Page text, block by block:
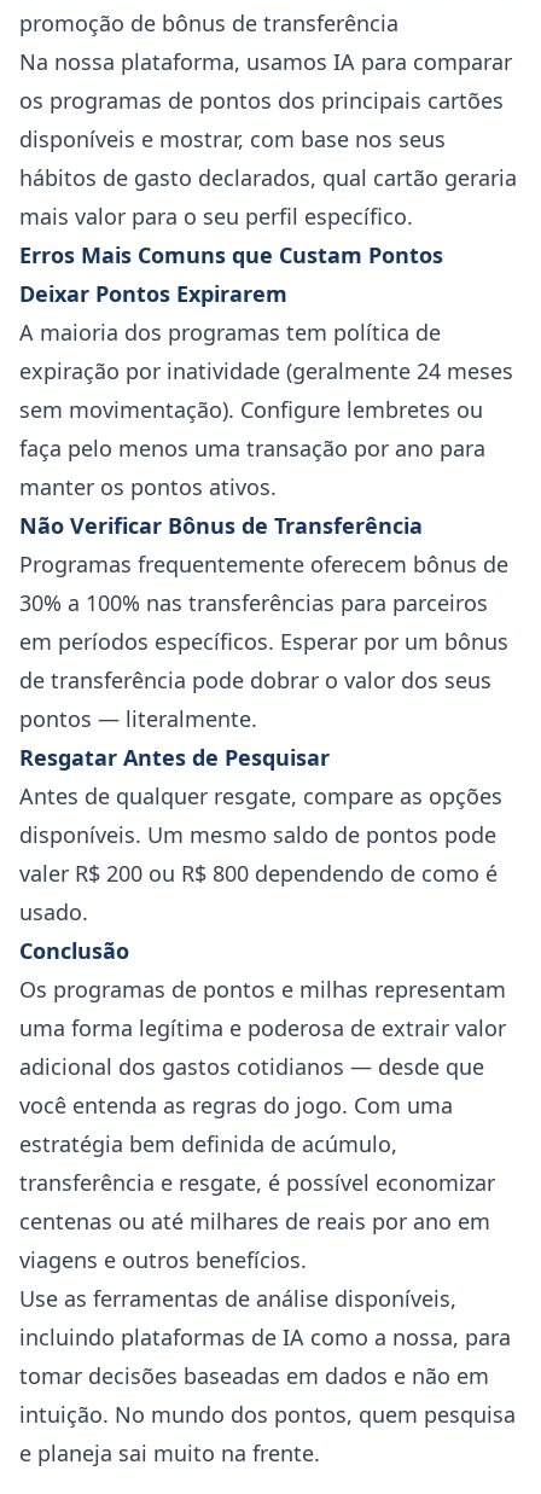
promoção de bônus de transferência
Na nossa plataforma, usamos IA para comparar
os programas de pontos dos principais cartões
disponíveis e mostrar, com base nos seus
hábitos de gasto declarados, qual cartão geraria
mais valor para o seu perfil específico.
Erros Mais Comuns que Custam Pontos
Deixar Pontos Expirarem
A maioria dos programas tem política de
expiração por inatividade (geralmente 24 meses
sem movimentação). Configure lembretes ou
faça pelo menos uma transação por ano para
manter os pontos ativos.
Não Verificar Bônus de Transferência
Programas frequentemente oferecem bônus de
30% a 100% nas transferências para parceiros
em períodos específicos. Esperar por um bônus
de transferência pode dobrar o valor dos seus
pontos — literalmente.
Resgatar Antes de Pesquisar
Antes de qualquer resgate, compare as opções
disponíveis. Um mesmo saldo de pontos pode
valer R$ 200 ou R$ 800 dependendo de como é
usado.
Conclusão
Os programas de pontos e milhas representam
uma forma legítima e poderosa de extrair valor
adicional dos gastos cotidianos — desde que
você entenda as regras do jogo. Com uma
estratégia bem definida de acúmulo,
transferência e resgate, é possível economizar
centenas ou até milhares de reais por ano em
viagens e outros benefícios.
Use as ferramentas de análise disponíveis,
incluindo plataformas de IA como a nossa, para
tomar decisões baseadas em dados e não em
intuição. No mundo dos pontos, quem pesquisa
e planeja sai muito na frente.